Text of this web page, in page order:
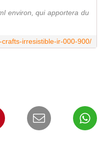
environ, qui apportera du
irresistible-ir-000-900/